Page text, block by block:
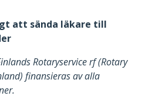
att sända läkare till
Rotaryservice rf (Rotary
finansieras av alla